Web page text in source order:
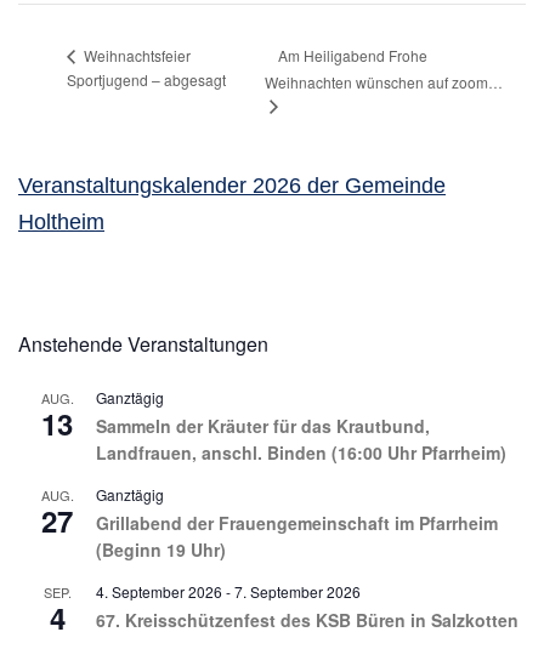
Weihnachtsfeier
Sportjugend – abgesagt
Am Heiligabend Frohe
Weihnachten wünschen auf zoom…
Veranstaltungskalender 2026 der Gemeinde
Holtheim
Anstehende Veranstaltungen
AUG.
13
Ganztägig
Sammeln der Kräuter für das Krautbund,
Landfrauen, anschl. Binden (16:00 Uhr Pfarrheim)
AUG.
27
Ganztägig
Grillabend der Frauengemeinschaft im Pfarrheim
(Beginn 19 Uhr)
SEP.
4
4. September 2026 -7. September 2026
67. Kreisschützenfest des KSB Büren in Salzkotten